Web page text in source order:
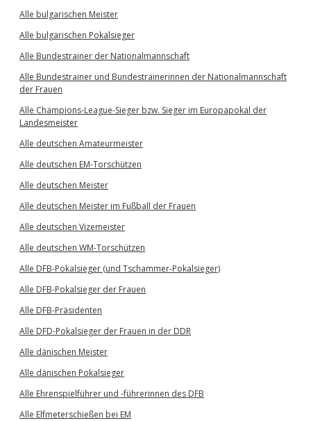
Alle bulgarischen Meister
Alle bulgarischen Pokalsieger
Alle Bundestrainer der Nationalmannschaft
Alle Bundestrainer und Bundestrainerinnen der Nationalmannschaft
der Frauen
Alle Champions-League-Sieger bzw. Sieger im Europapokal der
Landesmeister
Alle deutschen Amateurmeister
Alle deutschen EM-Torschützen
Alle deutschen Meister
Alle deutschen Meister im Fußball der Frauen
Alle deutschen Vizemeister
Alle deutschen WM-Torschützen
Alle DFB-Pokalsieger (und Tschammer-Pokalsieger)
Alle DFB-Pokalsieger der Frauen
Alle DFB-Präsidenten
Alle DFD-Pokalsieger der Frauen in der DDR
Alle dänischen Meister
Alle dänischen Pokalsieger
Alle Ehrenspielführer und -führerinnen des DFB
Alle Elfmeterschießen bei EM